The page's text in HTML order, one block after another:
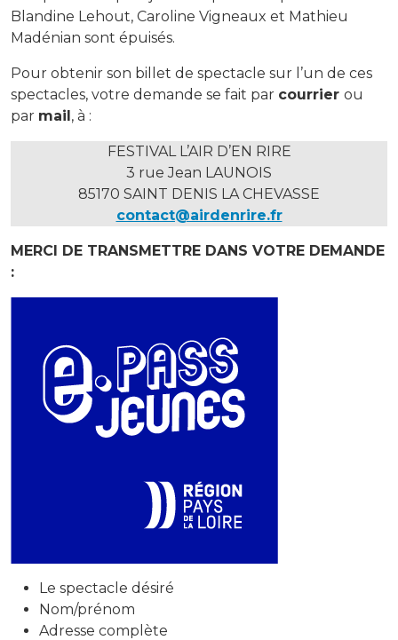
Blandine Lehout, Caroline Vigneaux et Mathieu
Madénian sont épuisés.
Pour obtenir son billet de spectacle sur l’un de ces
spectacles, votre demande se fait par courrier ou
par mail, à :
FESTIVAL L’AIR D’EN RIRE
3 rue Jean LAUNOIS
85170 SAINT DENIS LA CHEVASSE
contact@airdenrire.fr
MERCI DE TRANSMETTRE DANS VOTRE DEMANDE
:
Le spectacle désiré
Nom/prénom
Adresse complète